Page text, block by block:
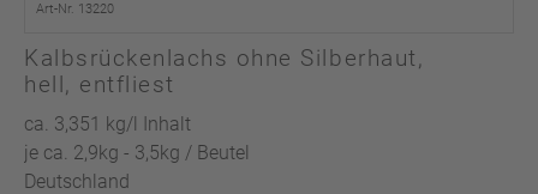
Art-Nr. 13220
Kalbsrückenlachs ohne Silberhaut,
hell, entfliest
ca. 3,351 kg/l Inhalt
je ca. 2,9kg - 3,5kg / Beutel
Deutschland